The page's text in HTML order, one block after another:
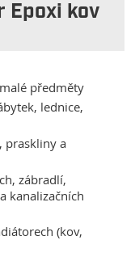
Epoxi kov
předměty
lednice,
praskliny a
zábradlí,
kanalizačních
(kov,